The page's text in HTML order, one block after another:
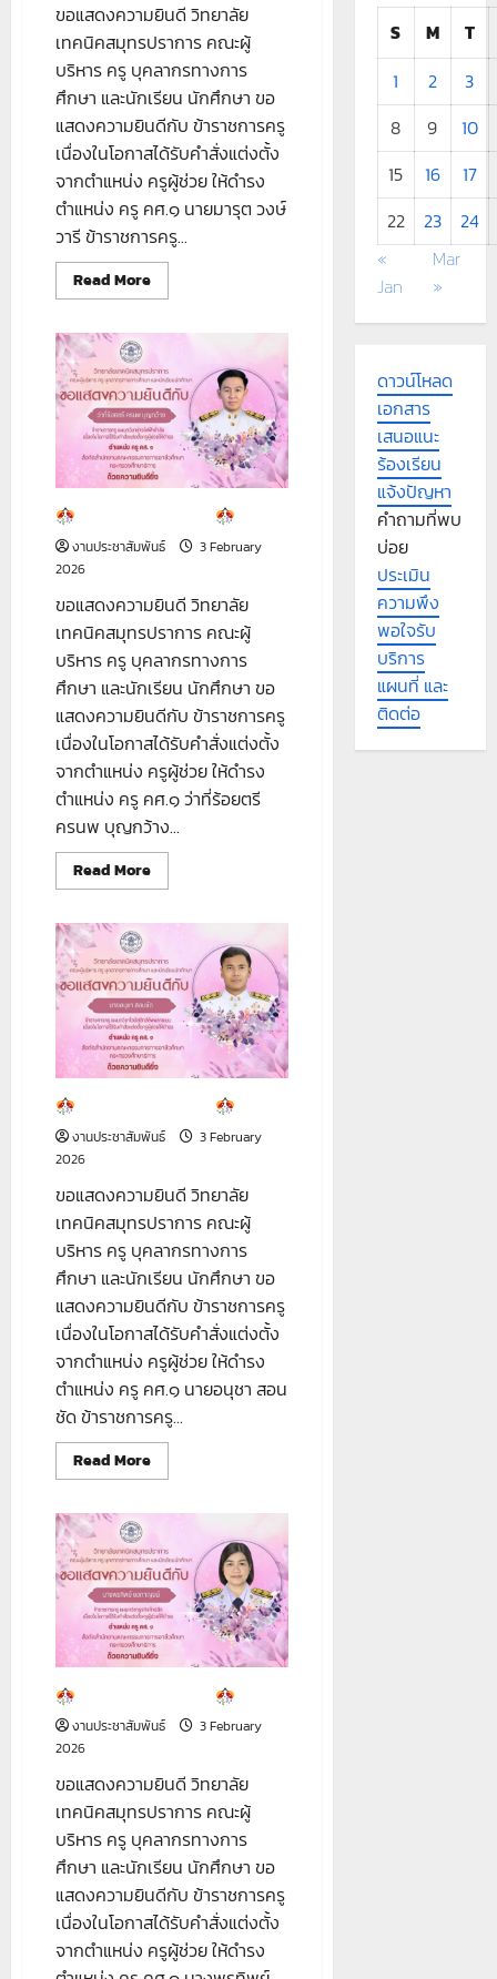
ขอแสดงความยินดี วิทยาลัย
เทคนิคสมุทรปราการ คณะผู้
บริหาร ครู บุคลากรทางการ
ศึกษา และนักเรียน นักศึกษา ขอ
แสดงความยินดีกับ ข้าราชการครู
เนื่องในโอกาสได้รับคำสั่งแต่งตั้ง
จากตำแหน่ง ครูผู้ช่วย ให้ดำรง
ตำแหน่ง ครู คศ.๑ นายมารุต วงษ์
วารี ข้าราชการครู...
Read MoreRead
more
ความ
ยินดี
งานประชาสัมพันธ์
3 February
2026
ขอแสดงความยินดี วิทยาลัย
เทคนิคสมุทรปราการ คณะผู้
บริหาร ครู บุคลากรทางการ
ศึกษา และนักเรียน นักศึกษา ขอ
แสดงความยินดีกับ ข้าราชการครู
เนื่องในโอกาสได้รับคำสั่งแต่งตั้ง
จากตำแหน่ง ครูผู้ช่วย ให้ดำรง
ตำแหน่ง ครู คศ.๑ ว่าที่ร้อยตรี
ครนพ บุญกว้าง...
Read MoreRead
more
ความ
ยินดี
งานประชาสัมพันธ์
3 February
2026
ขอแสดงความยินดี วิทยาลัย
เทคนิคสมุทรปราการ คณะผู้
บริหาร ครู บุคลากรทางการ
ศึกษา และนักเรียน นักศึกษา ขอ
แสดงความยินดีกับ ข้าราชการครู
เนื่องในโอกาสได้รับคำสั่งแต่งตั้ง
จากตำแหน่ง ครูผู้ช่วย ให้ดำรง
ตำแหน่ง ครู คศ.๑ นายอนุชา สอน
ชัด ข้าราชการครู...
Read MoreRead
more
ความ
ยินดี
งานประชาสัมพันธ์
3 February
2026
ขอแสดงความยินดี วิทยาลัย
เทคนิคสมุทรปราการ คณะผู้
บริหาร ครู บุคลากรทางการ
ศึกษา และนักเรียน นักศึกษา ขอ
แสดงความยินดีกับ ข้าราชการครู
เนื่องในโอกาสได้รับคำสั่งแต่งตั้ง
จากตำแหน่ง ครูผู้ช่วย ให้ดำรง
S M
T
1
2
3
8
9
10
15
16
17
22
23
24
«
Jan
Mar
»
ดาวน์โหลด
เอกสาร
เสนอแนะ
ร้องเรียน
แจ้งปัญหา
คำถามที่พบ
บ่อย
ประเมิน
ความพึง
พอใจรับ
บริการ
แผนที่ และ
ติดต่อ